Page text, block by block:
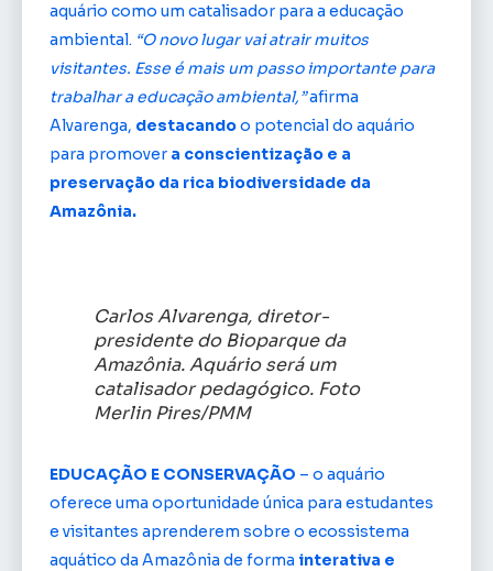
aquário como um catalisador para a educação
ambiental. “O novo lugar vai atrair muitos
visitantes. Esse é mais um passo importante para
trabalhar a educação ambiental,”afirma
Alvarenga, destacandoo potencial do aquário
para promover a conscientização e a
preservação da rica biodiversidade da
Amazônia.
Carlos Alvarenga, diretor-
presidente do Bioparque da
Amazônia. Aquário será um
catalisador pedagógico. Foto
Merlin Pires/PMM
EDUCAÇÃO E CONSERVAÇÃO – o aquário
oferece uma oportunidade única para estudantes
e visitantes aprenderem sobre o ecossistema
aquático da Amazônia de forma interativa e